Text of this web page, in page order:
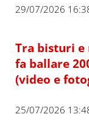
29/07/2026
Tra bisturi e
fa ballare
(video e
25/07/2026